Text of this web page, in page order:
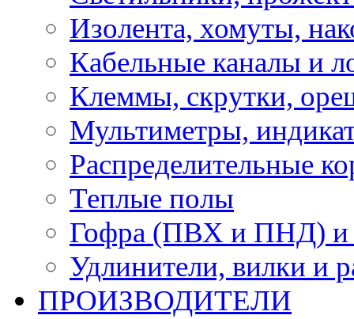
Изолента, хомуты,
Кабельные каналы и
Клеммы, скрутки,
Мультиметры,
Распределительные
Теплые полы
Гофра (ПВХ и ПНД) и
Удлинители, вилки и
ПРОИЗВОДИТЕЛИ